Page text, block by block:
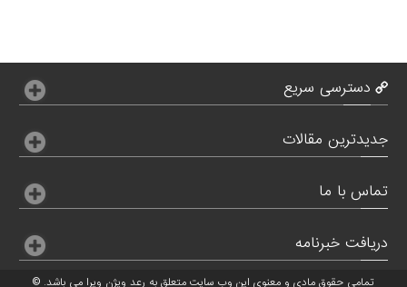
دسترسی سریع
جدیدترین مقالات
تماس با ما
دریافت خبرنامه
تمامی حقوق مادی و معنوی این وب سایت متعلق به رعد ویژن ویرا می باشد. ©